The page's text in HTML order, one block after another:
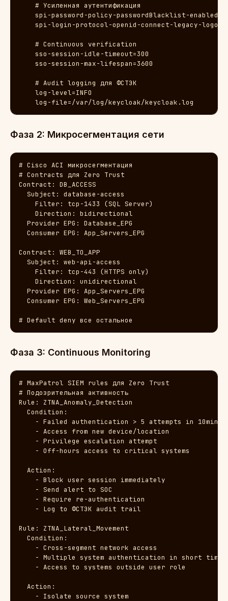
    # Усиленная аутентификация
spi-password-policy-passwordBlacklist-
spi-login-protocol-openid-connect-legacy-
    # Continuous verification
    sso-session-idle-timeout=300
    sso-session-max-lifespan=3600
    # Audit logging для ФСТЭК
    log-level=INFO
    log-file=/var/log/keycloak/keycloak.log
Фаза 2: Микросегментация сети
# Cisco ACI микросегментация
# Contracts для Zero Trust
Contract: DB_ACCESS
  Subject: database-access
    Filter: tcp-1433 (SQL Server)
    Direction: bidirectional
  Provider EPG: Database_EPG
  Consumer EPG: App_Servers_EPG
Contract: WEB_TO_APP
  Subject: web-api-access
    Filter: tcp-443 (HTTPS only)
    Direction: unidirectional
  Provider EPG: App_Servers_EPG
  Consumer EPG: Web_Servers_EPG
# Default deny все остальное
Фаза 3: Continuous Monitoring
# MaxPatrol SIEM rules для Zero Trust
# Подозрительная активность
Rule: ZTNA_Anomaly_Detection
  Condition:
    - Failed authentication > 5 attempts in 10min
    - Access from new device/location
    - Privilege escalation attempt
    - Off-hours access to critical systems
  Action:
    - Block user session immediately
    - Send alert to SOC
    - Require re-authentication
    - Log to ФСТЭК audit trail
Rule: ZTNA_Lateral_Movement
  Condition:
    - Cross-segment network access
    - Multiple system authentication in short time
    - Access to systems outside user role
  Action:
    - Isolate source system